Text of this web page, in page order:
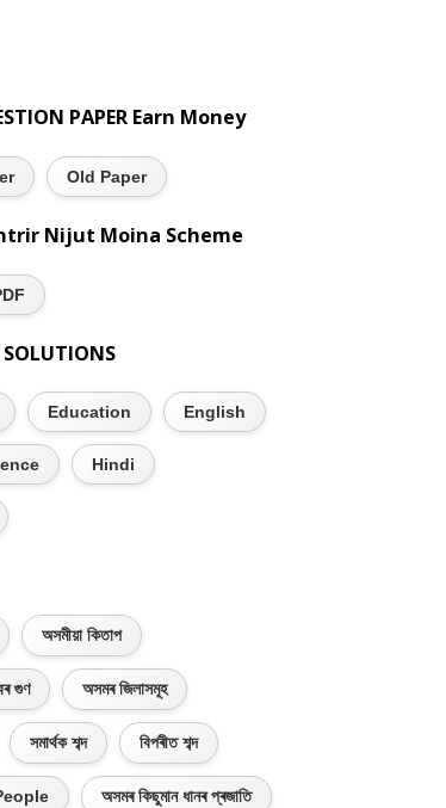
PAPER Earn Money
Old Paper
Nijut Moina Scheme
SOLUTIONS
Education English
Hindi
অসমীয়া কিতাপ
গুণ অসমৰ জিলাসমূহ
সমাৰ্থক শব্দ বিপৰীত শব্দ
অসমৰ কিছুমান ধানৰ প্ৰজাতি